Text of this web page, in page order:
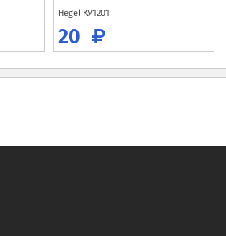
Hegel КУ1201
20